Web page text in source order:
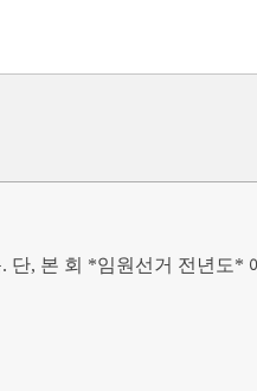
, 본 회 *임원선거 전년도*